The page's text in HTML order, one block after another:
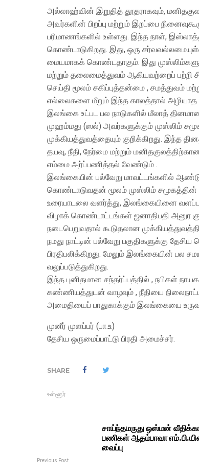
அல்லாஹ்வின் இறுதித் தூதராகவும்,
அவர்களின் பிறப்பு மற்றும் இறப்பை
பரிமாணங்களில் உள்ளது. இந்த நாள்,
கொண்டாடுகிறது. இது, ஒரு
மையமாகக் கொண்டதாகும். இது
மற்றும் தலைமைத்துவம் ஆகியவற்றைப் பற்றி
செய்தி மூலம் சகிப்புத்தன்மை , சமத்துவம்
எல்லைகளை மீறும் இந்த காலத்தால் அழியாத
இலங்கை உட்பட பல நாடுகளில் மீலாத்
முஹம்மது (ஸல்) அவர்களுக்கும் முஸ்லிம்
முக்கியத்துவத்தையும் குறிக்கிறது. இந்த
தயவு, நீதி, நேர்மை மற்றும்
எம்மை அர்ப்பணித்தல் வேண்டும் .
இலங்கையின் பல்வேறு மாவட்டங்களில்
கொண்டாடுவதன் மூலம் முஸ்லிம் சமூகத்தின்
உரையாடலை வளர்த்து, இலங்கையினை
விழாக் கொண்டாட்டங்கள் ஜனாதிபதி அனுர
நடைபெறுவதால் கூடுதலான
நமது நாட்டின் பல்வேறு பகுதிகளுக்கு
பிரதிபலிக்கிறது. மேலும் இலங்கையின்
வலுப்படுத்துகிறது.
இந்த புனிதமான சந்தர்ப்பத்தில் , நபிகள்
கண்ணியத்துடன் வாழவும் , நீதியை
அமைதியைப் பாதுகாக்கும் இலங்கையை
முனீர் முளப்பர் (பா.உ)
தேசிய ஒருமைப்பாட்டு பிரதி அமைச்சர்.
SHARE
உள்ளூர்
சாய்ந்தமருது ஒஸ்மன்
பணிகள் ஆதம்பாவா
வைப்பு
Previous Post